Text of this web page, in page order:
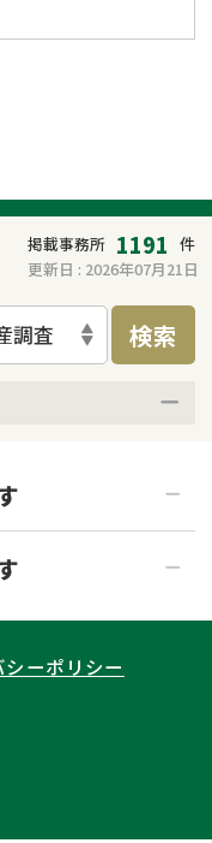
掲載事務所 1191 件
更新日 : 2026年07月21日
調査 検索
祝の相談可能
県
県
川県
割
見・任意後見
シーポリシー